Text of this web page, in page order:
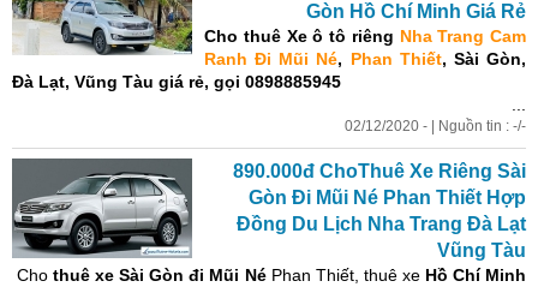
Gòn Hồ Chí Minh Giá Rẻ
Cho thuê Xe ô tô riêng Nha Trang Cam
Ranh Đi Mũi Né, Phan Thiết, Sài Gòn,
Đà Lạt, Vũng Tàu giá rẻ, gọi 0898885945
02/12/2020 - | Nguồn tin : -/-
890.000đ ChoThuê Xe Riêng Sài
Gòn Đi Mũi Né Phan Thiết Hợp
Đồng Du Lịch Nha Trang Đà Lạt
Vũng Tàu
Chothuê xe Sài Gòn đi Mũi NéPhan Thiết, thuê xe Hồ Chí Minh